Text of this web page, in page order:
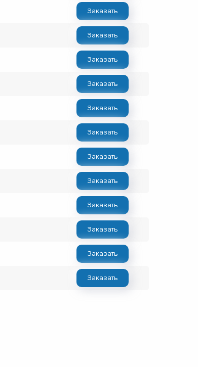
Заказать
Заказать
Заказать
Заказать
Заказать
Заказать
Заказать
Заказать
Заказать
Заказать
Заказать
Заказать